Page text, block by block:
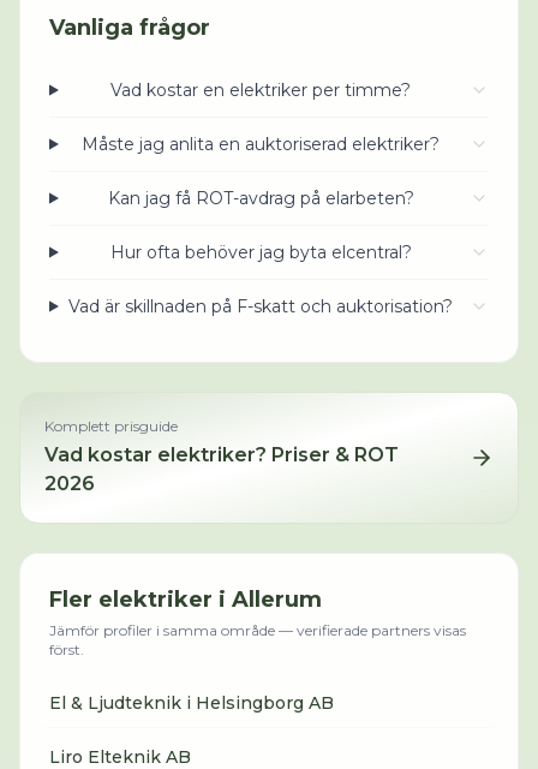
Vanliga frågor
Vad kostar en elektriker per timme?
Måste jag anlita en auktoriserad elektriker?
Kan jag få ROT-avdrag på elarbeten?
Hur ofta behöver jag byta elcentral?
Vad är skillnaden på F-skatt och auktorisation?
Komplett prisguide
Vad kostar elektriker? Priser & ROT
2026
Fler elektriker i Allerum
Jämför profiler i samma område — verifierade partners visas
först.
El & Ljudteknik i Helsingborg AB
Liro Elteknik AB